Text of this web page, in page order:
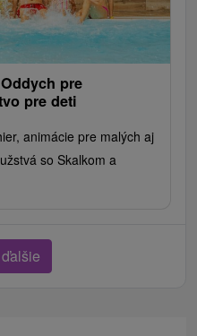
pre
pre deti
animácie pre malých aj
so Skalkom a